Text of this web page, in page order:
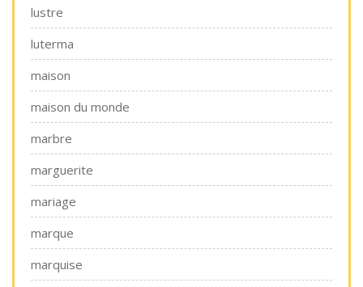
lustre
luterma
maison
maison du monde
marbre
marguerite
mariage
marque
marquise